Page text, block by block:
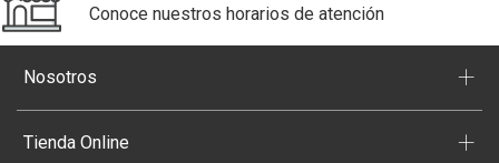
Conoce nuestros horarios de atención
Nosotros +
Tienda Online +